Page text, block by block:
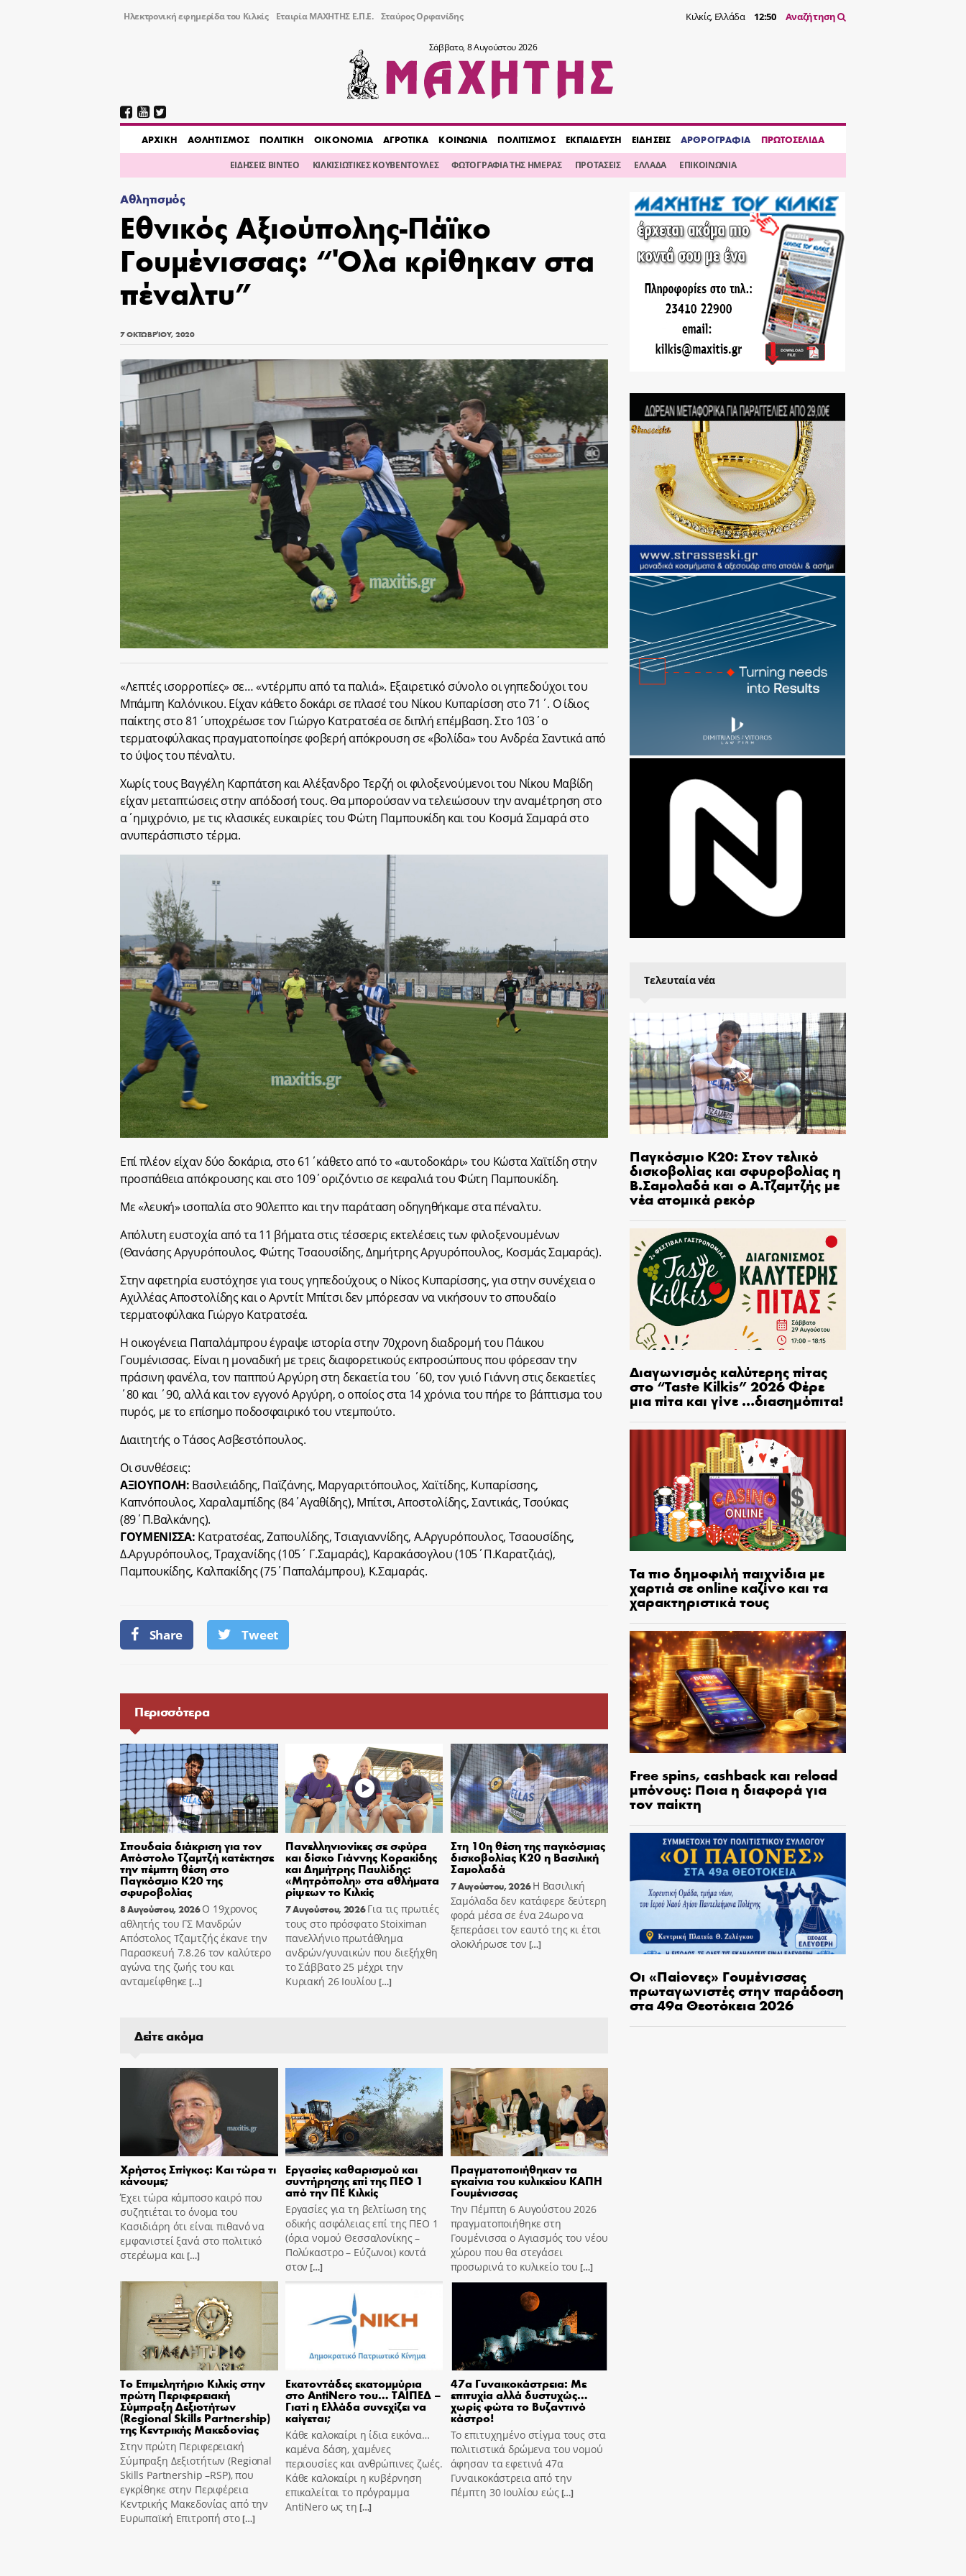
Ηλεκτρονική εφημερίδα του Κιλκίς Εταιρία ΜΑΧΗΤΗΣ Ε.Π.Ε. Σταύρος Ορφανίδης Κιλκίς, Ελλάδα 12:50 Αναζήτηση
Σάββατο, 8 Αυγούστου 2026
AΡΧΙΚΗ ΑΘΛΗΤΙΣΜΟΣ ΠΟΛΙΤΙΚΗ ΟΙΚΟΝΟΜΙΑ ΑΓΡΟΤΙΚΑ ΚΟΙΝΩΝΙΑ ΠΟΛΙΤΙΣΜΟΣ ΕΚΠΑΙΔΕΥΣΗ ΕΙΔΗΣΕΙΣ ΑΡΘΡΟΓΡΑΦΙΑ ΠΡΩΤΟΣΕΛΙΔΑ
ΕΙΔΗΣΕΙΣ ΒΙΝΤΕΟ ΚΙΛΚΙΣΙΩΤΙΚΕΣ ΚΟΥΒΕΝΤΟΥΛΕΣ ΦΩΤΟΓΡΑΦΙΑ ΤΗΣ ΗΜΕΡΑΣ ΠΡΟΤΑΣΕΙΣ ΕΛΛΑΔΑ ΕΠΙΚΟΙΝΩΝΙΑ
Αθλητισμός
Εθνικός Αξιούπολης-Πάϊκο
Γουμένισσας: “Όλα κρίθηκαν στα
πέναλτυ”
7 ΟΚΤΩΒΡΊΟΥ, 2020
«Λεπτές ισορροπίες» σε… «ντέρμπυ από τα παλιά». Εξαιρετικό σύνολο οι γηπεδούχοι του
Μπάμπη Καλόνικου. Είχαν κάθετο δοκάρι σε πλασέ του Νίκου Κυπαρίσση στο 71΄. Ο ίδιος
παίκτης στο 81΄υποχρέωσε τον Γιώργο Κατρατσέα σε διπλή επέμβαση. Στο 103΄ο
τερματοφύλακας πραγματοποίησε φοβερή απόκρουση σε «βολίδα» του Ανδρέα Σαντικά από
το ύψος του πέναλτυ.
Χωρίς τους Βαγγέλη Καρπάτση και Αλέξανδρο Τερζή οι φιλοξενούμενοι του Νίκου Μαβίδη
είχαν μεταπτώσεις στην απόδοσή τους. Θα μπορούσαν να τελειώσουν την αναμέτρηση στο
α΄ημιχρόνιο, με τις κλασικές ευκαιρίες του Φώτη Παμπουκίδη και του Κοσμά Σαμαρά στο
ανυπεράσπιστο τέρμα.
Επί πλέον είχαν δύο δοκάρια, στο 61΄κάθετο από το «αυτοδοκάρι» του Κώστα Χαϊτίδη στην
προσπάθεια απόκρουσης και στο 109΄οριζόντιο σε κεφαλιά του Φώτη Παμπουκίδη.
Με «λευκή» ισοπαλία στο 90λεπτο και την παράταση οδηγηθήκαμε στα πέναλτυ.
Απόλυτη ευστοχία από τα 11 βήματα στις τέσσερις εκτελέσεις των φιλοξενουμένων
(Θανάσης Αργυρόπουλος, Φώτης Τσαουσίδης, Δημήτρης Αργυρόπουλος, Κοσμάς Σαμαράς).
Στην αφετηρία ευστόχησε για τους γηπεδούχους ο Νίκος Κυπαρίσσης, για στην συνέχεια ο
Αχιλλέας Αποστολίδης και ο Αρντίτ Μπίτσι δεν μπόρεσαν να νικήσουν το σπουδαίο
τερματοφύλακα Γιώργο Κατρατσέα.
Η οικογένεια Παπαλάμπρου έγραψε ιστορία στην 70χρονη διαδρομή του Πάικου
Γουμένισσας. Είναι η μοναδική με τρεις διαφορετικούς εκπροσώπους που φόρεσαν την
πράσινη φανέλα, τον παππού Αργύρη στη δεκαετία του ΄60, τον γυιό Γιάννη στις δεκαετίες
΄80 και ΄90, αλλά και τον εγγονό Αργύρη, ο οποίος στα 14 χρόνια του πήρε το βάπτισμα του
πυρός, με το επίσημο ποδοσφαιρικό του ντεμπούτο.
Διαιτητής ο Τάσος Ασβεστόπουλος.
Οι συνθέσεις:
ΑΞΙΟΥΠΟΛΗ: Βασιλειάδης, Παϊζάνης, Μαργαριτόπουλος, Χαϊτίδης, Κυπαρίσσης,
Καπνόπουλος, Χαραλαμπίδης (84΄Αγαθίδης), Μπίτσι, Αποστολίδης, Σαντικάς, Τσούκας
(89΄Π.Βαλκάνης).
ΓΟΥΜΕΝΙΣΣΑ: Κατρατσέας, Ζαπουλίδης, Τσιαγιαννίδης, Α.Αργυρόπουλος, Τσαουσίδης,
Δ.Αργυρόπουλος, Τραχανίδης (105΄ Γ.Σαμαράς), Καρακάσογλου (105΄Π.Καρατζιάς),
Παμπουκίδης, Καλπακίδης (75΄Παπαλάμπρου), Κ.Σαμαράς.
Share Tweet
Περισσότερα
Σπουδαία διάκριση για τον
Απόστολο Τζαμτζή κατέκτησε
την πέμπτη θέση στο
Παγκόσμιο Κ20 της
σφυροβολίας
8 Αυγούστου, 2026Ο 19χρονος
αθλητής του ΓΣ Μανδρών
Απόστολος Τζαμτζής έκανε την
Παρασκευή 7.8.26 τον καλύτερο
αγώνα της ζωής του και
ανταμείφθηκε […]
Πανελληνιονίκες σε σφύρα
και δίσκο Γιάννης Κορακίδης
και Δημήτρης Παυλίδης:
«Μητρόπολη» στα αθλήματα
ρίψεων το Κιλκίς
7 Αυγούστου, 2026 Για τις πρωτιές
τους στο πρόσφατο Stoiximan
πανελλήνιο πρωτάθλημα
ανδρών/γυναικών που διεξήχθη
το Σάββατο 25 μέχρι την
Κυριακή 26 Ιουλίου […]
Στη 10η θέση της παγκόσμιας
δισκοβολίας Κ20 η Βασιλική
Σαμολαδά
7 Αυγούστου, 2026 Η Βασιλική
Σαμόλαδα δεν κατάφερε δεύτερη
φορά μέσα σε ένα 24ωρο να
ξεπεράσει τον εαυτό της κι έτσι
ολοκλήρωσε τον […]
Δείτε ακόμα
Χρήστος Σπίγκος: Και τώρα τι
κάνουμε;
Έχει τώρα κάμποσο καιρό που
συζητιέται το όνομα του
Κασιδιάρη ότι είναι πιθανό να
εμφανιστεί ξανά στο πολιτικό
στερέωμα και[…]
Εργασίες καθαρισμού και
συντήρησης επί της ΠΕΟ 1
από την ΠΕ Κιλκίς
Εργασίες για τη βελτίωση της
οδικής ασφάλειας επί της ΠΕΟ 1
(όρια νομού Θεσσαλονίκης –
Πολύκαστρο – Εύζωνοι) κοντά
στον […]
Πραγματοποιήθηκαν τα
εγκαίνια του κυλικείου ΚΑΠΗ
Γουμένισσας
Την Πέμπτη 6 Αυγούστου 2026
πραγματοποιήθηκε στη
Γουμένισσα ο Αγιασμός του νέου
χώρου που θα στεγάσει
προσωρινά το κυλικείο του […]
Το Επιμελητήριο Κιλκίς στην
πρώτη Περιφερειακή
Σύμπραξη Δεξιοτήτων
(Regional Skills Partnership)
της Κεντρικής Μακεδονίας
Στην πρώτη Περιφερειακή
Σύμπραξη Δεξιοτήτων (Regional
Skills Partnership –RSP), που
εγκρίθηκε στην Περιφέρεια
Κεντρικής Μακεδονίας από την
Ευρωπαϊκή Επιτροπή στο[…]
Εκατοντάδες εκατομμύρια
στο AntiNero του… ΤΑΙΠΕΔ –
Γιατί η Ελλάδα συνεχίζει να
καίγεται;
Κάθε καλοκαίρι η ίδια εικόνα…
καμένα δάση, χαμένες
περιουσίες και ανθρώπινες ζωές.
Κάθε καλοκαίρι η κυβέρνηση
επικαλείται το πρόγραμμα
AntiNero ως τη […]
47α Γυναικοκάστρεια: Με
επιτυχία αλλά δυστυχώς…
χωρίς φώτα το Βυζαντινό
κάστρο!
Το επιτυχημένο στίγμα τους στα
πολιτιστικά δρώμενα του νομού
άφησαν τα εφετινά 47α
Γυναικοκάστρεια από την
Πέμπτη 30 Ιουλίου εώς[…]
Τελευταία νέα
Παγκόσμιο Κ20: Στον τελικό
δισκοβολίας και σφυροβολίας η
Β.Σαμολαδά και ο Α.Τζαμτζής με
νέα ατομικά ρεκόρ
Διαγωνισμός καλύτερης πίτας
στο “Taste Kilkis” 2026 Φέρε
μια πίτα και γίνε …διασημόπιτα!
Τα πιο δημοφιλή παιχνίδια με
χαρτιά σε online καζίνο και τα
χαρακτηριστικά τους
Free spins, cashback και reload
μπόνους: Ποια η διαφορά για
τον παίκτη
Οι «Παίονες» Γουμένισσας
πρωταγωνιστές στην παράδοση
στα 49α Θεοτόκεια 2026